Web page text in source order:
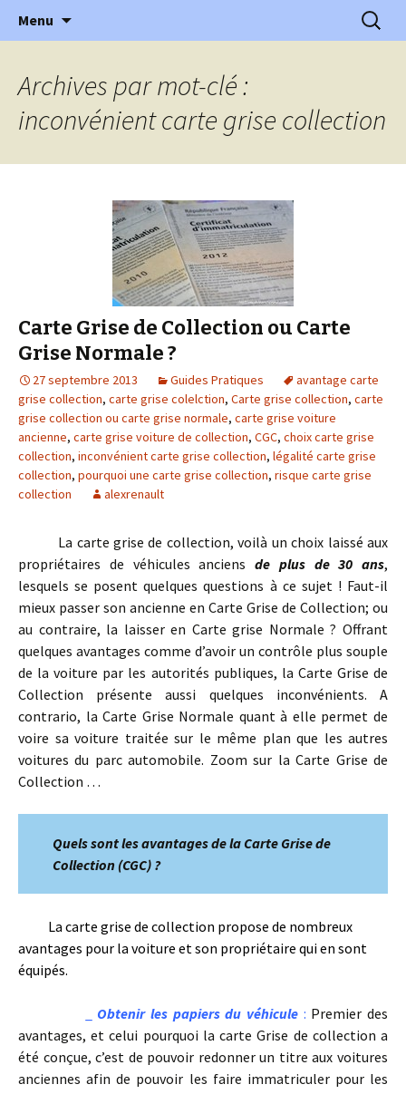
l'Automobile Ancienne
l'automobile ancienne : articles, historiques
…
Menu
Archives par mot-clé :
inconvénient carte grise collection
Carte Grise de Collection ou Carte
Grise Normale ?
27 septembre 2013 Guides Pratiques
avantage carte
grise collection, carte grise colelction, Carte grise collection, carte
grise collection ou carte grise normale, carte grise voiture
ancienne, carte grise voiture de collection, CGC, choix carte grise
collection, inconvénient carte grise collection, légalité carte grise
collection, pourquoi une carte grise collection, risque carte grise
collection
alexrenault
La carte grise de collection, voilà un choix laissé aux
propriétaires de véhicules anciens de plus de 30 ans,
lesquels se posent quelques questions à ce sujet ! Faut-il
mieux passer son ancienne en Carte Grise de Collection; ou
au contraire, la laisser en Carte grise Normale ? Offrant
quelques avantages comme d’avoir un contrôle plus souple
de la voiture par les autorités publiques, la Carte Grise de
Collection présente aussi quelques inconvénients. A
contrario, la Carte Grise Normale quant à elle permet de
voire sa voiture traitée sur le même plan que les autres
voitures du parc automobile. Zoom sur la Carte Grise de
Collection …
Quels sont les avantages de la Carte Grise de
Collection (CGC) ?
La carte grise de collection propose de nombreux
avantages pour la voiture et son propriétaire qui en sont
équipés.
Obtenir les papiers du véhicule : Premier des
avantages, et celui pourquoi la carte Grise de collection a
été conçue, c’est de pouvoir redonner un titre aux voitures
anciennes afin de pouvoir les faire immatriculer pour les